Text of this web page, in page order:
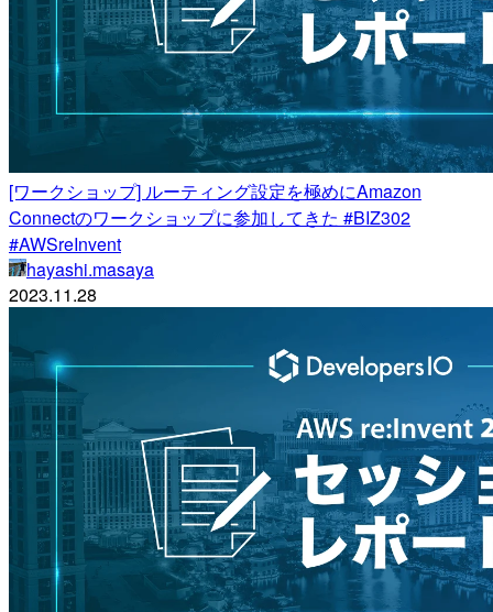
[ワークショップ] ルーティング設定を極めにAmazon
Connectのワークショップに参加してきた #BIZ302
#AWSreInvent
hayashi.masaya
2023.11.28